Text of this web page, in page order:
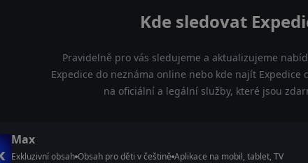
Kde sledovat
Pravidelně pro vás sledujeme a aktualizujeme
Expedice do neznáma online nebo kde najít
na oficiální a legální služby, které jsou
Max
Exkluzivní obsah Obsah pro děti v češtině Aplikace na mobil, tablet, TV